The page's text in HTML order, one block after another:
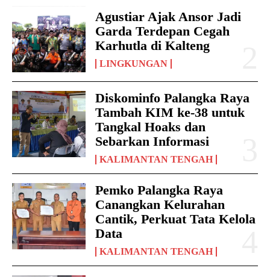
Agustiar Ajak Ansor Jadi
Garda Terdepan Cegah
Karhutla di Kalteng
LINGKUNGAN
Diskominfo Palangka Raya
Tambah KIM ke-38 untuk
Tangkal Hoaks dan
Sebarkan Informasi
KALIMANTAN TENGAH
Pemko Palangka Raya
Canangkan Kelurahan
Cantik, Perkuat Tata Kelola
Data
KALIMANTAN TENGAH